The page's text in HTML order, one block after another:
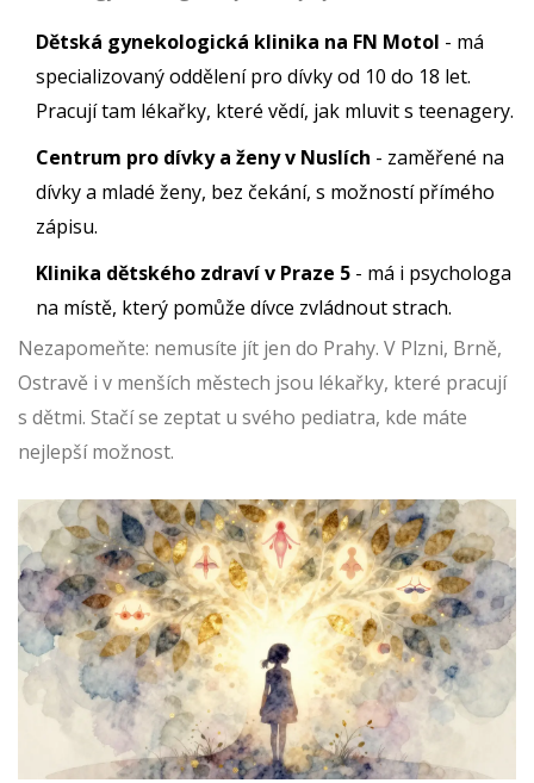
Dětská gynekologická klinika na FN Motol - má
specializovaný oddělení pro dívky od 10 do 18 let.
Pracují tam lékařky, které vědí, jak mluvit s teenagery.
Centrum pro dívky a ženy v Nuslích - zaměřené na
dívky a mladé ženy, bez čekání, s možností přímého
zápisu.
Klinika dětského zdraví v Praze 5 - má i psychologa
na místě, který pomůže dívce zvládnout strach.
Nezapomeňte: nemusíte jít jen do Prahy. V Plzni, Brně,
Ostravě i v menších městech jsou lékařky, které pracují
s dětmi. Stačí se zeptat u svého pediatra, kde máte
nejlepší možnost.